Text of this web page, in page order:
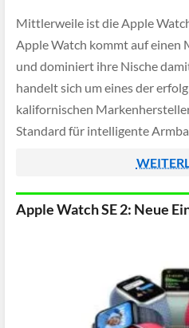
Mittlerweile ist die Apple
Apple Watch kommt auf einen
und dominiert ihre Nische
handelt sich um eines der
kalifornischen
Standard für intelligente
Apple Watch SE 2: Neue